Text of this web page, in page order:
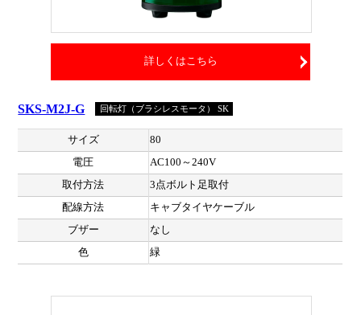
詳しくはこちら
SKS-M2J-G 回転灯（ブラシレスモータ） SK
サイズ
80
電圧
AC100～240V
取付方法
3点ボルト足取付
配線方法
キャブタイヤケーブル
ブザー
なし
色
緑